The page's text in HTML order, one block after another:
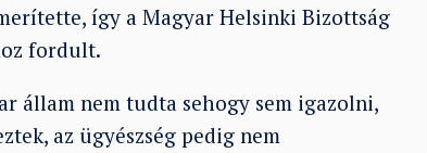
így a Magyar Helsinki Bizottság
fordult.
állam nem tudta sehogy sem igazolni,
az ügyészség pedig nem